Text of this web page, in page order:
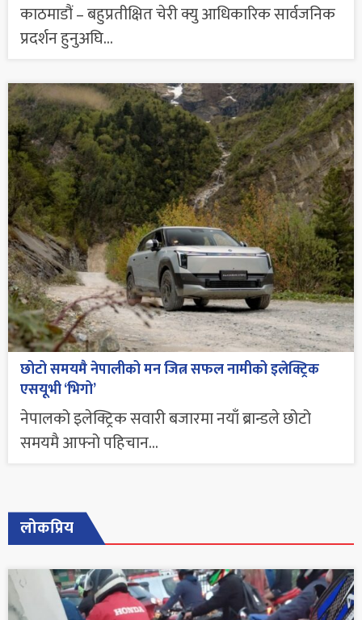
काठमाडौं – बहुप्रतीक्षित चेरी क्यु आधिकारिक सार्वजनिक
प्रदर्शन हुनुअघि...
छोटो समयमै नेपालीको मन जित्न सफल नामीको इलेक्ट्रिक
एसयूभी ‘भिगो’
नेपालको इलेक्ट्रिक सवारी बजारमा नयाँ ब्रान्डले छोटो
समयमै आफ्नो पहिचान...
लोकप्रिय